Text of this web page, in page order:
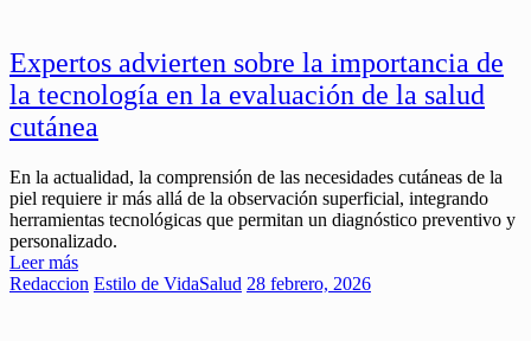
Expertos advierten sobre la importancia de
la tecnología en la evaluación de la salud
cutánea
En la actualidad, la comprensión de las necesidades cutáneas de la
piel requiere ir más allá de la observación superficial, integrando
herramientas tecnológicas que permitan un diagnóstico preventivo y
personalizado.
Leer más
Redaccion Estilo de VidaSalud 28 febrero, 2026